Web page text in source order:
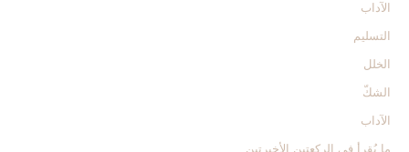
الآداب
التسليم
الخلل
الشكّ
الآداب
ما يُقرأ في الركعتين الأخيرتين‏